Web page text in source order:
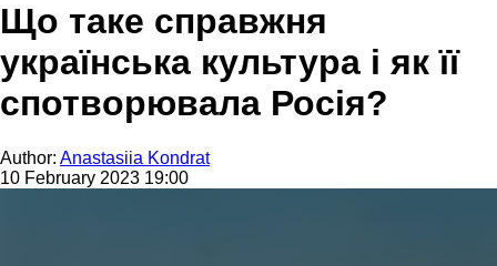
Що таке справжня
українська культура і як її
спотворювала Росія?
Author: Anastasiia Kondrat
10 February 2023 19:00